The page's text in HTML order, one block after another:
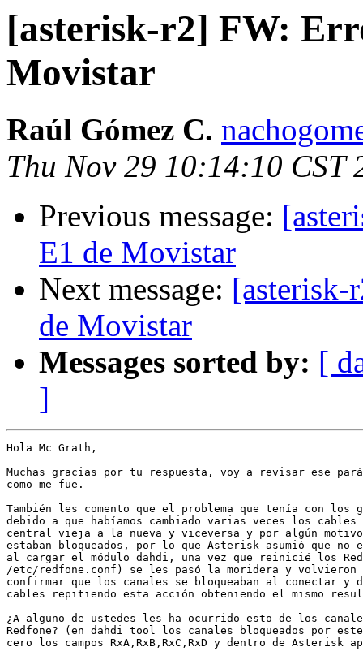
[asterisk-r2] FW:
Movistar
Raúl Gómez C.
Thu Nov 29 10:14:10 CST
Previous message:
E1 de Movistar
Next message:
de Movistar
Messages sorted by: [
]
Hola Mc Grath,
Muchas gracias por tu respuesta, voy a revisar ese
como me fue.
También les comento que el problema que tenía con los
debido a que habíamos cambiado varias veces los
central vieja a la nueva y viceversa y por algún motivo
estaban bloqueados, por lo que Asterisk asumió que
al cargar el módulo dahdi, una vez que reinicié los
/etc/redfone.conf) se les pasó la moridera y volvieron
confirmar que los canales se bloqueaban al conectar y
cables repitiendo esta acción obteniendo el mismo
¿A alguno de ustedes les ha ocurrido esto de los
Redfone? (en dahdi_tool los canales bloqueados por
cero los campos RxA,RxB,RxC,RxD y dentro de Asterisk